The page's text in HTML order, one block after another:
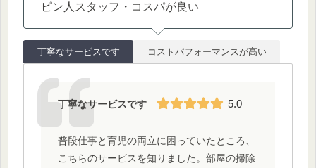
ピン人スタッフ・コスパが良い
丁寧なサービスです コストパフォーマンスが高い
丁寧なサービスです 5.0
普段仕事と育児の両立に困っていたところ、
こちらのサービスを知りました。部屋の掃除